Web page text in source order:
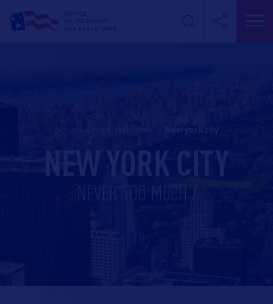
new york city
NEW YORK CITY
NEVER TOO MUCH !